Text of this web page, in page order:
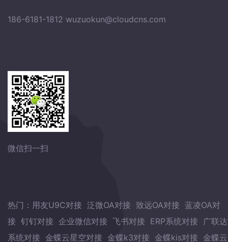
186-6181-1812 wuzuokun@cloudcns.com
微信扫一扫
热门： 用友U9C对接 泛微OA对接 致远OA对接 蓝凌OA对
接 钉钉对接 企业微信对接 飞书对接 ERP系统对接 广联达
系统对接 金蝶云星空对接 金蝶k3对接 金蝶kis对接 金蝶云